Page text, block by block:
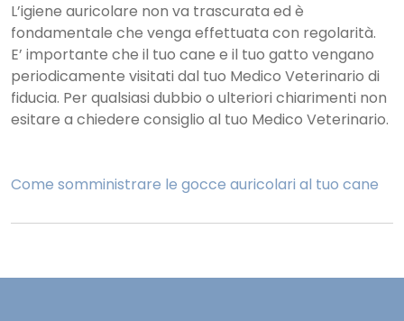
L’igiene auricolare non va trascurata ed è
fondamentale che venga effettuata con regolarità.
E’ importante che il tuo cane e il tuo gatto vengano
periodicamente visitati dal tuo Medico Veterinario di
fiducia. Per qualsiasi dubbio o ulteriori chiarimenti non
esitare a chiedere consiglio al tuo Medico Veterinario.
Come somministrare le gocce auricolari al tuo cane